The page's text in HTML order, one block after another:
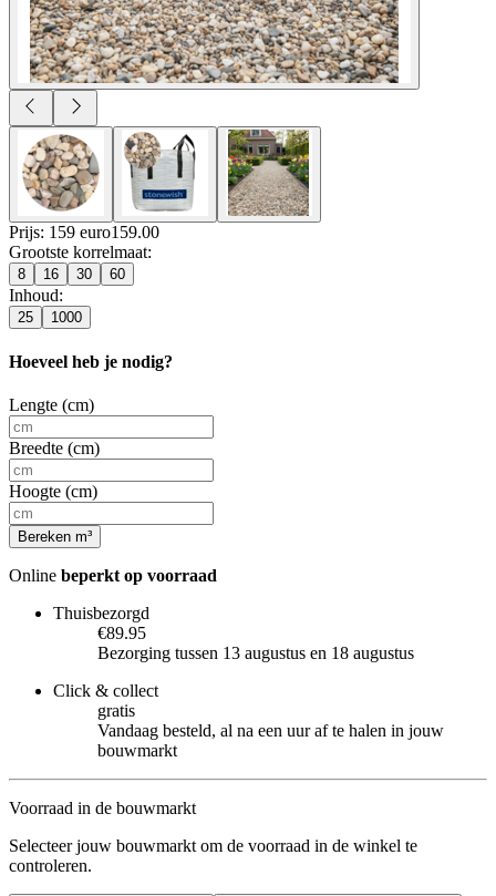
Prijs: 159 euro159.00
Grootste korrelmaat:
8 16 30 60
Inhoud:
25 1000
Hoeveel heb je nodig?
Lengte (cm)
Breedte (cm)
Hoogte (cm)
Bereken m³
Online beperkt op voorraad
Thuisbezorgd
€89.95
Bezorging tussen 13 augustus en 18 augustus
Click & collect
gratis
Vandaag besteld, al na een uur af te halen in jouw
bouwmarkt
Voorraad in de bouwmarkt
Selecteer jouw bouwmarkt om de voorraad in de winkel te
controleren.